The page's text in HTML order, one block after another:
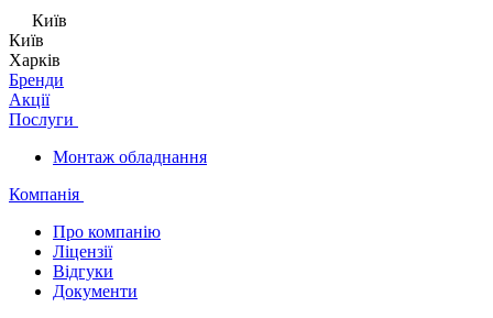
Київ
Київ
Харків
Бренди
Акції
Послуги
Монтаж обладнання
Компанія
Про компанію
Ліцензії
Відгуки
Документи